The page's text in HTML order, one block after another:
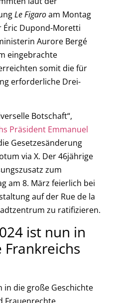
Le Figaroam Montag
Éric Dupond-Moretti
Aurore Bergé
eingebrachte
somit die für
erforderliche Drei-
Botschaft“,
Präsident Emmanuel
Gesetzesänderung
via X. Der 46jährige
zum
am 8. März feierlich bei
auf der Rue de la
zu ratifizieren.
ist nun in
Frankreichs
in die große Geschichte